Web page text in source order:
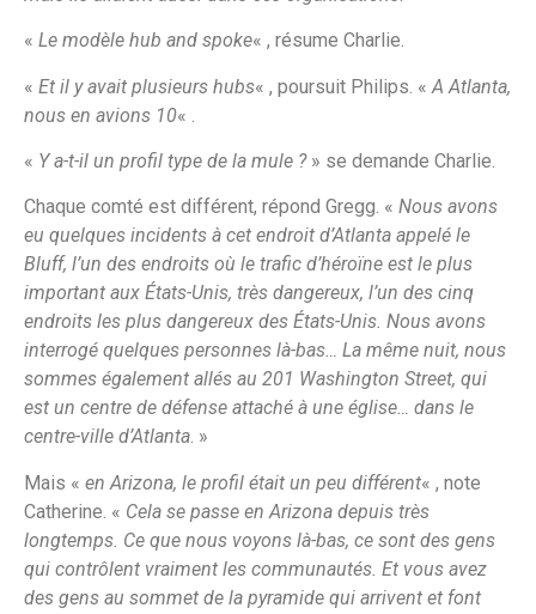
« Le modèle hub and spoke« , résume Charlie.
« Et il y avait plusieurs hubs« , poursuit Philips. « A Atlanta,
nous en avions 10« .
« Y a-t-il un profil type de la mule ?» se demande Charlie.
Chaque comté est différent, répond Gregg. « Nous avons
eu quelques incidents à cet endroit d’Atlanta appelé le
Bluff, l’un des endroits où le trafic d’héroïne est le plus
important aux États-Unis, très dangereux, l’un des cinq
endroits les plus dangereux des États-Unis. Nous avons
interrogé quelques personnes là-bas… La même nuit, nous
sommes également allés au 201 Washington Street, qui
est un centre de défense attaché à une église… dans le
centre-ville d’Atlanta. »
Mais « en Arizona, le profil était un peu différent« , note
Catherine. « Cela se passe en Arizona depuis très
longtemps. Ce que nous voyons là-bas, ce sont des gens
qui contrôlent vraiment les communautés. Et vous avez
des gens au sommet de la pyramide qui arrivent et font